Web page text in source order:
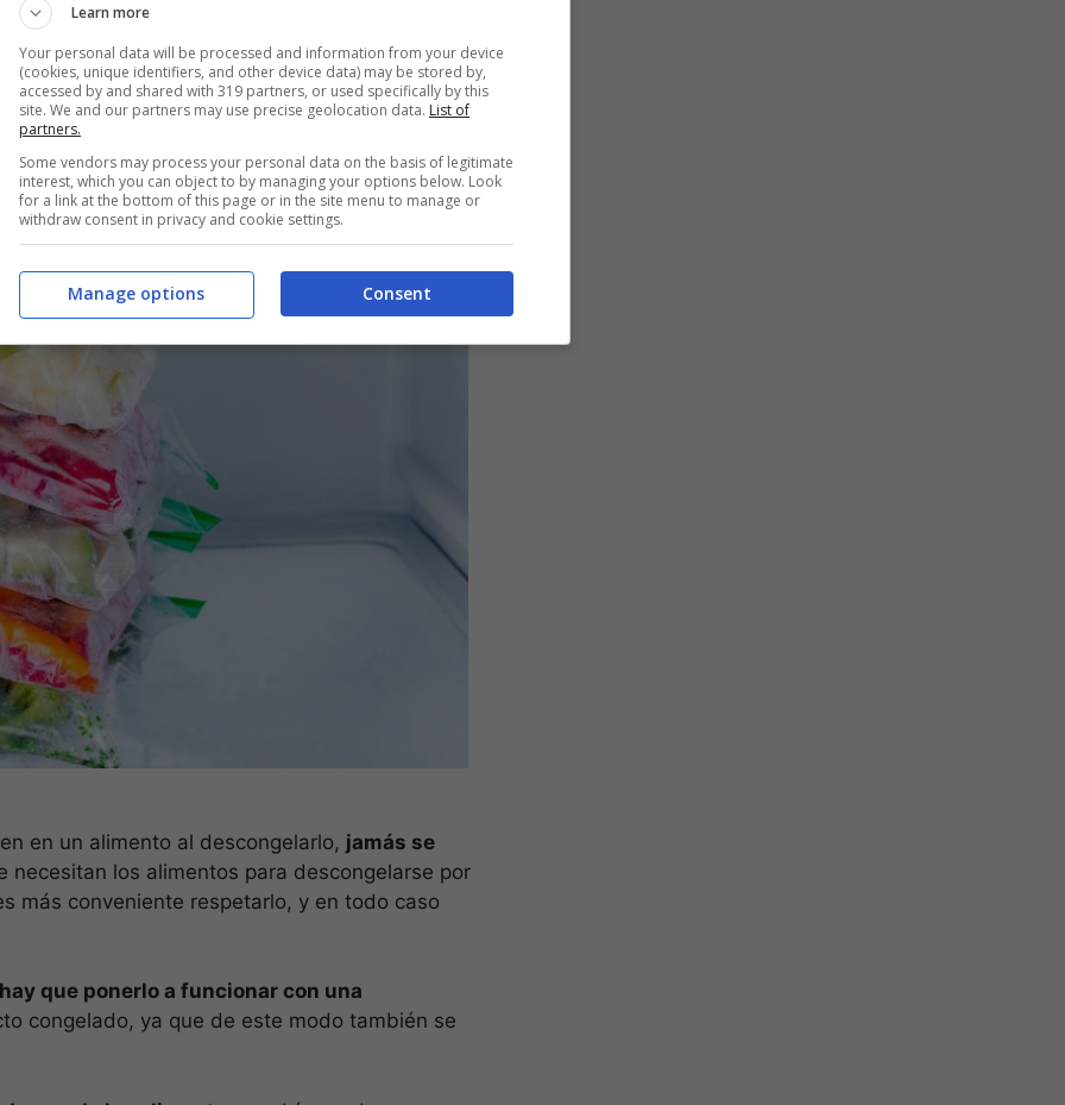
descongelar para consumir con
carne, pan verduras, papas fritas, pescado.
este proceso, y algunos errores podrían
descongelar un alimento son sencillos pero
en un alimento al descongelarlo, jamás se
necesitan los alimentos para descongelarse por
más conveniente respetarlo, y en todo caso
que ponerlo a funcionar con una
congelado, ya que de este modo también se
Learn more
Your personal data will be processed and information from your device
(cookies, unique identifiers, and other device data) may be stored by,
accessed by and shared with 319 partners, or used specifically by this
site. We and our partners may use precise geolocation data. List of
partners.
Some vendors may process your personal data on the basis of legitimate
interest, which you can object to by managing your options below. Look
for a link at the bottom of this page or in the site menu to manage or
withdraw consent in privacy and cookie settings.
Consent
Manage options